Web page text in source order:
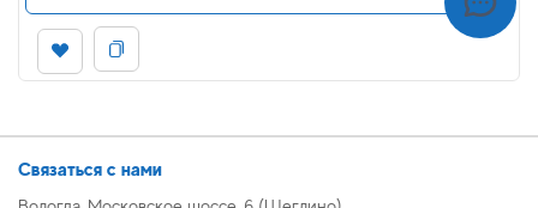
Связаться с нами